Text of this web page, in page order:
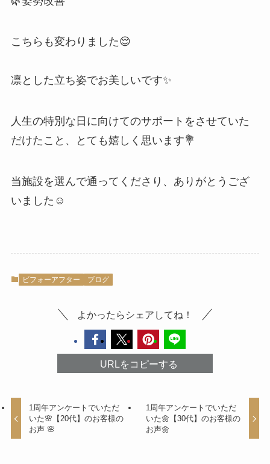
こちらも変わりました😌
凛とした立ち姿でお美しいです✨
人生の特別な日に向けてのサポートをさせていた
だけたこと、とても嬉しく思います💐
当施設を選んで通ってくださり、ありがとうござ
いました☺️
ビフォーアフター ブログ
よかったらシェアしてね！
URLをコピーする
1周年アンケートでいただ
いた🌸【20代】のお客様の
お声 🌸
1周年アンケートでいただ
いた🌼【30代】のお客様の
お声🌼